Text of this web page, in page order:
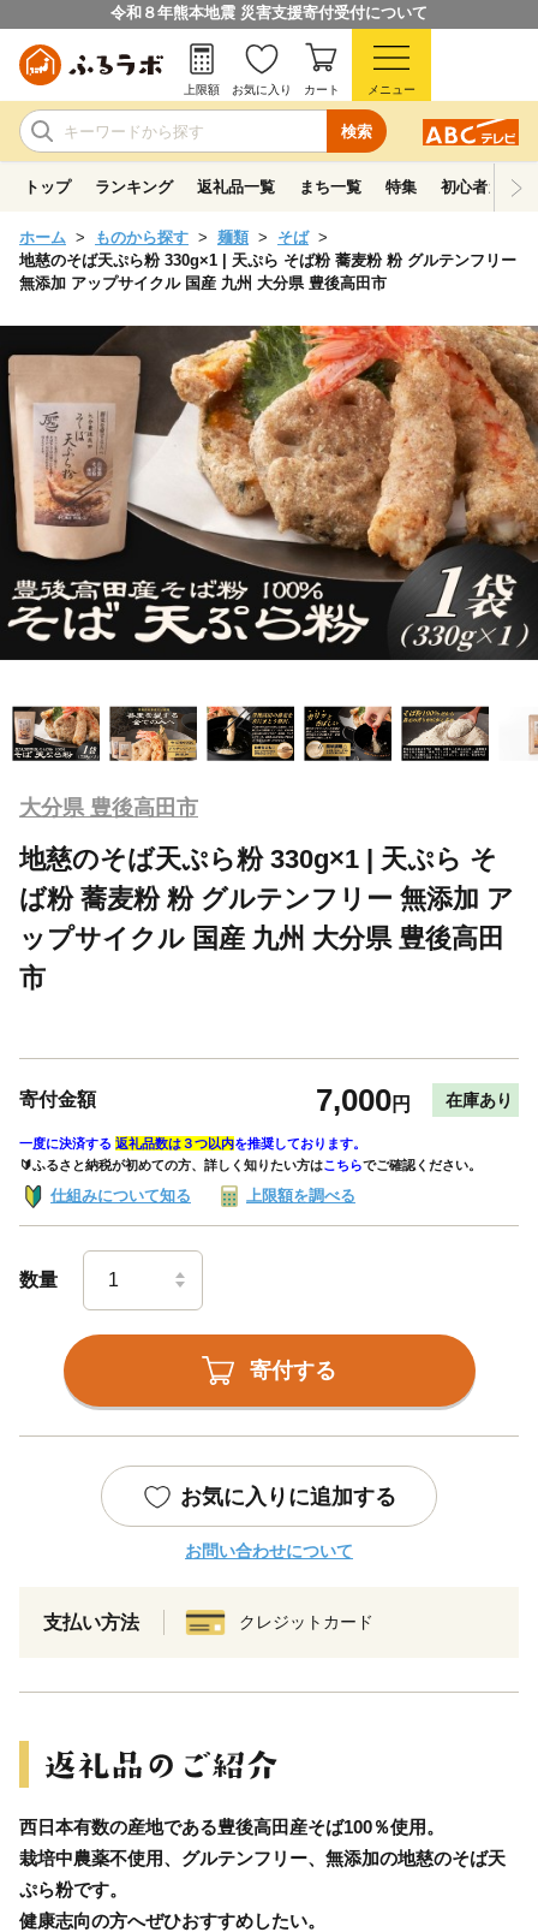
令和８年熊本地震 災害支援寄付受付について
検索
上限額 お気に入り カート メニュー
トップ ランキング 返礼品一覧 まち一覧 特集 初心者ガイド
ホーム ものから探す 麺類
そば
地慈のそば天ぷら粉 330g×1 | 天ぷら そば粉 蕎麦粉 粉 グルテンフリー
無添加 アップサイクル 国産 九州 大分県 豊後高田市
大分県 豊後高田市
地慈のそば天ぷら粉 330g×1 | 天ぷら そ
ば粉 蕎麦粉 粉 グルテンフリー 無添加 ア
ップサイクル 国産 九州 大分県 豊後高田
市
寄付金額 7,000円 在庫あり
一度に決済する 返礼品数は３つ以内を推奨しております。
🔰ふるさと納税が初めての方、詳しく知りたい方はこちらでご確認ください。
仕組みについて知る 上限額を調べる
数量
寄付する
お気に入りに追加する
お問い合わせについて
支払い方法 クレジットカード
西日本有数の産地である豊後高田産そば100％使用。
栽培中農薬不使用、グルテンフリー、無添加の地慈のそば天
ぷら粉です。
健康志向の方へぜひおすすめしたい。